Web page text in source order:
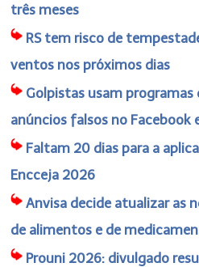
três meses
RS tem risco de
ventos nos próximos dias
Golpistas usam
anúncios falsos no Facebook
Faltam 20 dias para a
Encceja 2026
Anvisa decide atualizar as
de alimentos e de
Prouni 2026: divulgado